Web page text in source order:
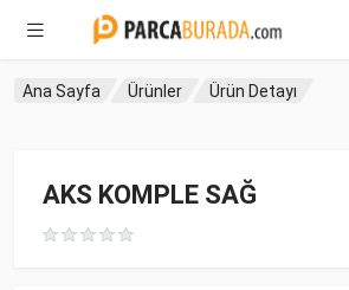
Ana Sayfa Ürünler Ürün Detayı
AKS KOMPLE SAĞ